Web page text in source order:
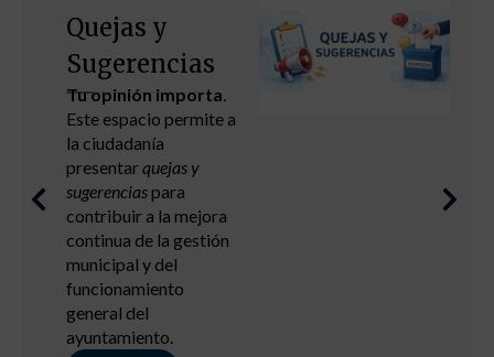
Quejas y
Sugerencias
Tu opinión importa.
Este espacio permite a
la ciudadanía
presentarquejas y
sugerenciaspara
contribuir a la mejora
continua de la gestión
municipal y del
funcionamiento
general del
ayuntamiento.